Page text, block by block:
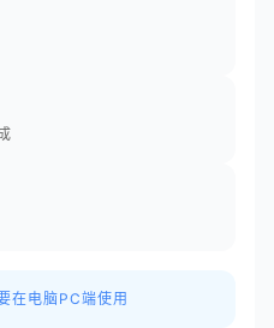
在电脑PC端使用